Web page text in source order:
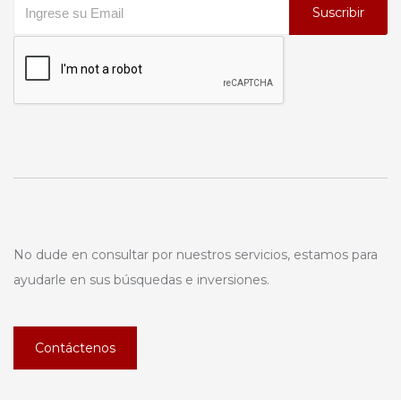
Suscribir
No dude en consultar por nuestros servicios, estamos para
ayudarle en sus búsquedas e inversiones.
Contáctenos